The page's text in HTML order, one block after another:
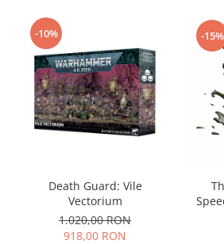
Spray
Speedpaint Markers
Accesorii pictura
Gaahleri
Markere Metalice
-10%
Death Guard: Vile
Vectorium
1.020,00 RON
918,00 RON
-15%